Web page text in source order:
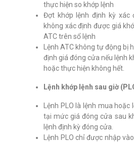
thực hiện so khớp lệnh
Đợt khớp lệnh định kỳ xác
không xác định được giá
ATC trên sổ lệnh
Lệnh ATC không tự động bị
định giá đóng cửa nếu lệnh
hoặc thực hiện không hết.
Lệnh khớp lệnh sau giờ
Lệnh PLO là lệnh mua
tại mức giá đóng cửa sau
lệnh định kỳ đóng cửa.
Lệnh PLO chỉ được nhập